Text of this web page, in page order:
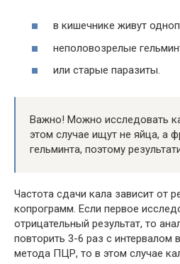
в кишечнике живут
неполовозрелые
или старые паразиты.
Важно! Можно исследовать
этом случае ищут не яйца, а
гельминта, поэтому
Частота сдачи кала зависит от
копрограмм. Если первое
отрицательный результат, то
повторить 3-6 раз с интервалом
метода ПЦР, то в этом случае